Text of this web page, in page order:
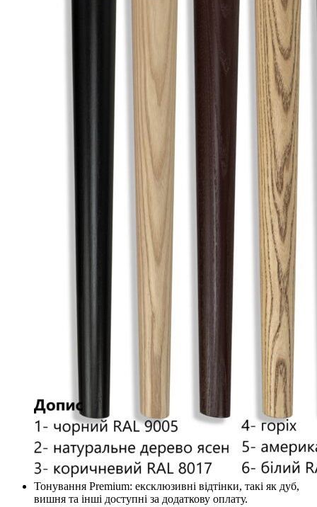
Тонування Premium: ексклюзивні відтінки, такі як дуб,
вишня та інші доступні за додаткову оплату.